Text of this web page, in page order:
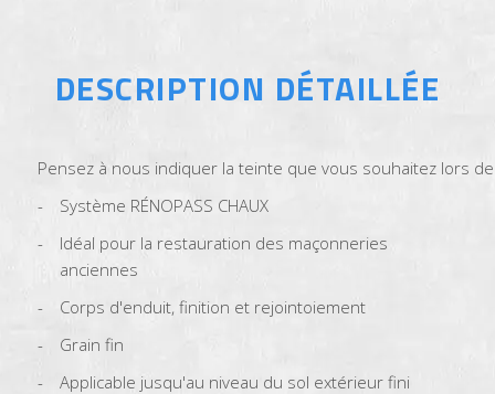
DESCRIPTION DÉTAILLÉE
Pensez à nous indiquer la teinte que vous souhaitez lors
Système RÉNOPASS CHAUX
Idéal pour la restauration des maçonneries
anciennes
Corps d'enduit, finition et rejointoiement
Grain fin
Applicable jusqu'au niveau du sol extérieur fini